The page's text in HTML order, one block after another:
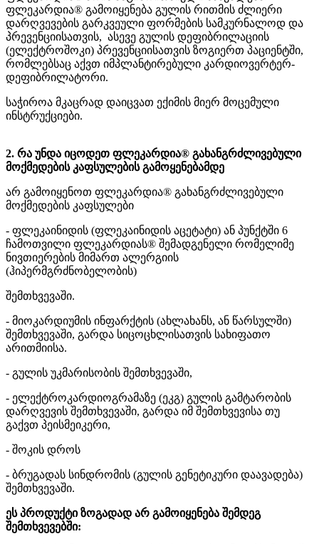
ფლეკარდია® გამოიყენება გულის რითმის ძლიერი
დარღვევების გარკვეული ფორმების სამკურნალოდ და
პრევენციისათვის, ასევე გულის დეფიბრილაციის
(ელექტროშოკი) პრევენციისათვის ზოგიერთ პაციენტში,
რომლებსაც აქვთ იმპლანტირებული კარდიოვერტერ-
დეფიბრილატორი.
საჭიროა მკაცრად დაიცვათ ექიმის მიერ მოცემული
ინსტრუქციები.
2. რა უნდა იცოდეთ ფლეკარდია® გახანგრძლივებული
მოქმედების კაფსულების გამოყენებამდე
არ გამოიყენოთ ფლეკარდია® გახანგრძლივებული
მოქმედების კაფსულები
- ფლეკაინიდის (ფლეკაინიდის აცეტატი) ან პუნქტში 6
ჩამოთვილი ფლეკარდიას® შემადგენელი რომელიმე
ნივთიერების მიმართ ალერგიის
(ჰიპერმგრძნობელობის)
შემთხვევაში.
- მიოკარდიუმის ინფარქტის (ახლახანს, ან წარსულში)
შემთხვევაში, გარდა სიცოცხლისათვის სახიფათო
არითმიისა.
- გულის უკმარისობის შემთხვევაში,
- ელექტროკარდიოგრამაზე (ეკგ) გულის გამტარობის
დარღვევის შემთხვევაში, გარდა იმ შემთხვევისა თუ
გაქვთ პეისმეიკერი,
- შოკის დროს
- ბრუგადას სინდრომის (გულის გენეტიკური დაავადება)
შემთხვევაში.
ეს პროდუქტი ზოგადად არ გამოიყენება შემდეგ
შემთხვევებში: